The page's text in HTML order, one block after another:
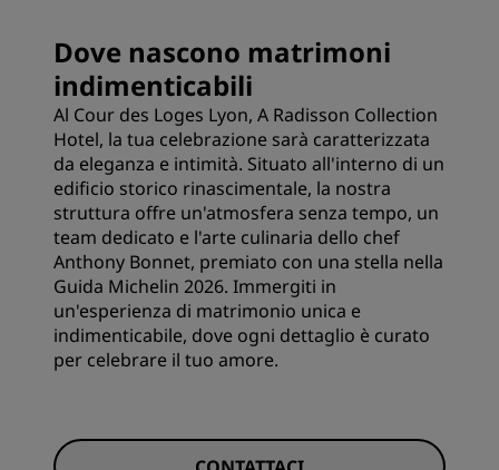
Dove nascono matrimoni
indimenticabili
Al Cour des Loges Lyon, A Radisson Collection
Hotel, la tua celebrazione sarà caratterizzata
da eleganza e intimità. Situato all'interno di un
edificio storico rinascimentale, la nostra
struttura offre un'atmosfera senza tempo, un
team dedicato e l'arte culinaria dello chef
Anthony Bonnet, premiato con una stella nella
Guida Michelin 2026. Immergiti in
un'esperienza di matrimonio unica e
indimenticabile, dove ogni dettaglio è curato
per celebrare il tuo amore.